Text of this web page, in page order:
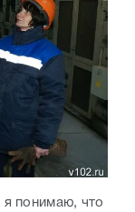
понимаю, что